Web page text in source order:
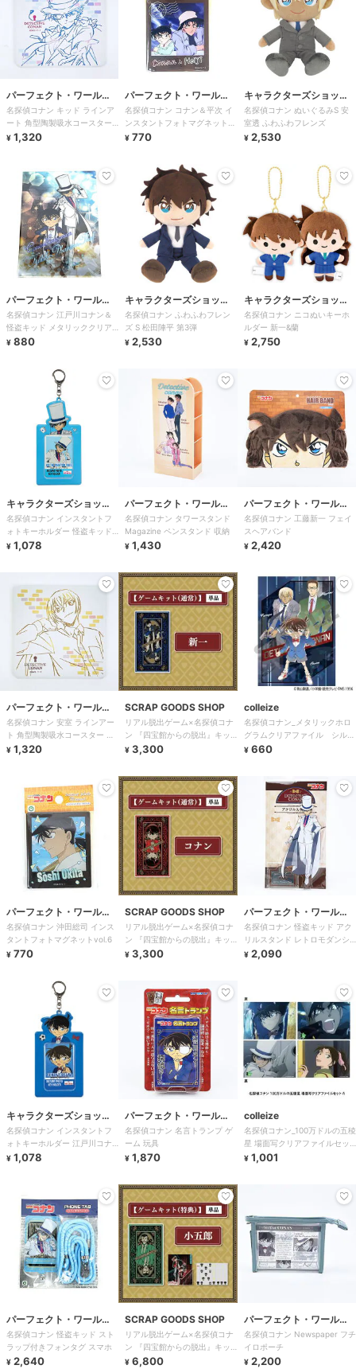
パーフェクト・ワール
ド・トーキョー
名探偵コナン キッド ラインア
ート 角型陶製吸水コースター
キッチン
¥ 1,320
パーフェクト・ワール
ド・トーキョー
名探偵コナン コナン＆平次 イ
ンスタントフォトマグネット
vol.6
¥ 770
キャラクターズショッ
プ ラフラフ
名探偵コナン ぬいぐるみS 安
室透 ふわふわフレンズ
¥ 2,530
パーフェクト・ワール
ド・トーキョー
名探偵コナン 江戸川コナン＆
怪盗キッド メタリッククリア
ファイル 文具
¥ 880
キャラクターズショッ
プ ラフラフ
名探偵コナン ふわふわフレン
ズ S 松田陣平 第3弾
¥ 2,530
キャラクターズショッ
プ ラフラフ
名探偵コナン ニコぬいキーホ
ルダー 新一&蘭
¥ 2,750
キャラクターズショッ
プ ラフラフ
名探偵コナン インスタントフ
ォトキーホルダー 怪盗キッド
推し活グッズ
¥ 1,078
パーフェクト・ワール
ド・トーキョー
名探偵コナン タワースタンド
Magazine ペンスタンド 収納
¥ 1,430
パーフェクト・ワール
ド・トーキョー
名探偵コナン 工藤新一 フェイ
スヘアバンド
¥ 2,420
パーフェクト・ワール
ド・トーキョー
名探偵コナン 安室 ラインアー
ト 角型陶製吸水コースター キ
ッチン
¥ 1,320
SCRAP GOODS SHOP
リアル脱出ゲーム×名探偵コナ
ン 『四宝館からの脱出』キッ
ト 工藤新一
¥ 3,300
colleize
名探偵コナン_メタリックホロ
グラムクリアファイル シルバ
ーライン
¥ 660
パーフェクト・ワール
ド・トーキョー
名探偵コナン 沖田総司 インス
タントフォトマグネットvol.6
¥ 770
SCRAP GOODS SHOP
リアル脱出ゲーム×名探偵コナ
ン 『四宝館からの脱出』キッ
ト 江戸川コナン
¥ 3,300
パーフェクト・ワール
ド・トーキョー
名探偵コナン 怪盗キッド アク
リルスタンド レトロモダンシ
リーズ アクスタ
¥ 2,090
キャラクターズショッ
プ ラフラフ
名探偵コナン インスタントフ
ォトキーホルダー 江戸川コナ
ン 推し活グッズ
¥ 1,078
パーフェクト・ワール
ド・トーキョー
名探偵コナン 名言トランプ ゲ
ーム 玩具
¥ 1,870
colleize
名探偵コナン_100万ドルの五稜
星 場面写クリアファイルセッ
トA
¥ 1,001
パーフェクト・ワール
ド・トーキョー
名探偵コナン 怪盗キッド スト
ラップ付きフォンタグ スマホ
¥ 2,640
SCRAP GOODS SHOP
リアル脱出ゲーム×名探偵コナ
ン 『四宝館からの脱出』キッ
ト 毛利小五郎（特典）
¥ 6,800
パーフェクト・ワール
ド・トーキョー
名探偵コナン Newspaper フチ
イロポーチ
¥ 2,200